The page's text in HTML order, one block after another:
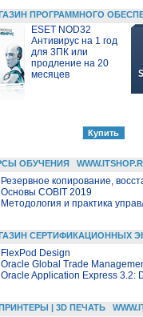
ПРОГРАММНОГО
ESET NOD32
Антивирус на 1 год
для 3ПК или
продление на 20
месяцев
ОБУЧЕНИЯ
Резервное копирование,
Основы COBIT 2019
Методология и практика
СЕРТИФИКАЦИОННЫХ
FlexPod Design
Oracle Global Trade
Oracle Application Express 3.2:
| 3D ПЕЧАТЬ